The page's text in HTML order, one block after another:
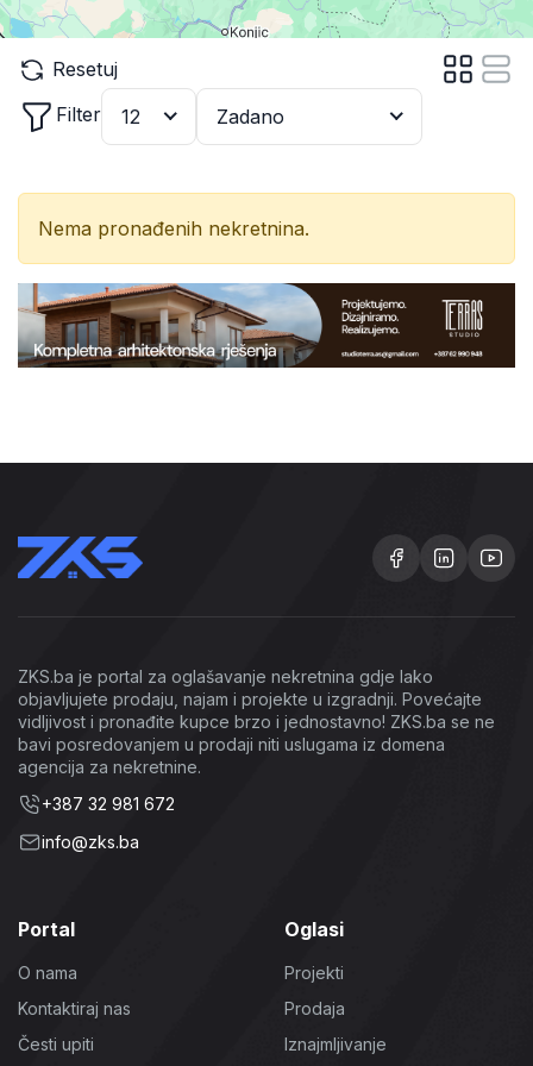
Resetuj
Filter
12 Zadano
Nema pronađenih nekretnina.
ZKS.ba je portal za oglašavanje nekretnina gdje lako
objavljujete prodaju, najam i projekte u izgradnji. Povećajte
vidljivost i pronađite kupce brzo i jednostavno! ZKS.ba se ne
bavi posredovanjem u prodaji niti uslugama iz domena
agencija za nekretnine.
+387 32 981 672
info@zks.ba
Portal
O nama
Kontaktiraj nas
Česti upiti
Oglasi
Projekti
Prodaja
Iznajmljivanje